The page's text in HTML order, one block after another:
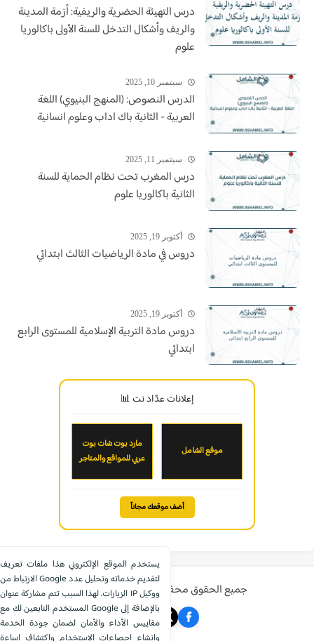
درس التهيئة الحضرية والريفية: أزمة المدينة
والريف وأشكال التدخل للسنة الأولى باكالوريا
علوم
سبتمبر 10, 2025
الدرس النصوص: (المنهج البنيوي) اللغة
العربية - الثانية باك اداب وعلوم انسانية
سبتمبر 11, 2025
درس المغرب تحت نظام الحماية للسنة
الثانية باكالوريا علوم
أكتوبر 19, 2025
دروس في مادة الرياضيات الثالث ابتدائي
أكتوبر 19, 2025
دروس مادة التربية الإسلامية للمستوى الرابع
ابتدائي
إعلانات عدّاد نت 📊
موقع الشامل
مارد بوت شات بوت
عربي للمواقع والمتاجر
أضف موقعك مجاناً
جميع الحقوق محفوظة ©موقع الشامل التعليمي
يستخدم الموقع الإلكتروني هذا ملفات تعريف
الارتباط من Google لتقديم خدماته وتحليل عدد
الزيارات. لهذا السبب تتم مشاركة عنوان IP ووكيل
المستخدم التابعين لك مع Google بالإضافة إلى
مقاييس الأداء والأمان لضمان جودة الخدمة